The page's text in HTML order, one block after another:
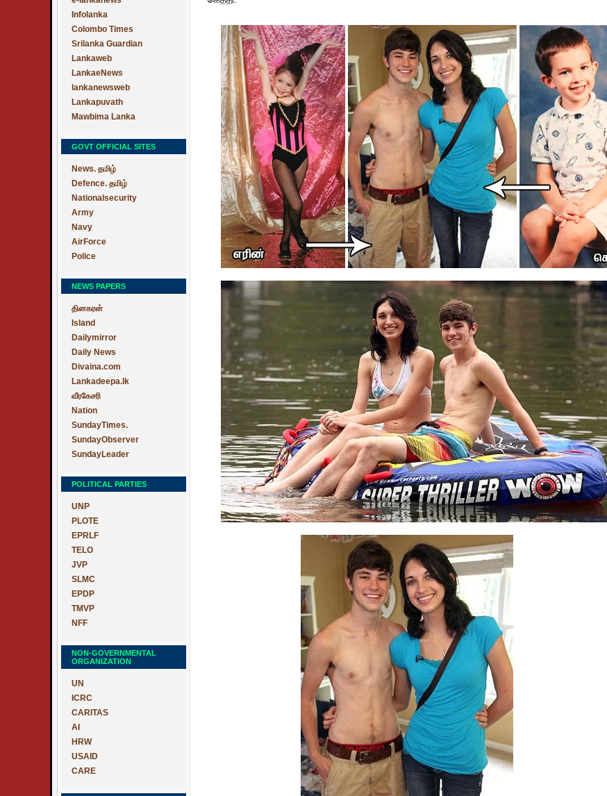
Infolanka
Colombo Times
Srilanka Guardian
Lankaweb
LankaeNews
lankanewsweb
Lankapuvath
Mawbima Lanka
GOVT OFFICIAL SITES
News. தமிழ்
Defence. தமிழ்
Nationalsecurity
Army
Navy
AirForce
Police
NEWS PAPERS
தினகரன்
Island
Dailymirror
Daily News
Divaina.com
Lankadeepa.lk
வீரகேசரி
Nation
SundayTimes.
SundayObserver
SundayLeader
POLITICAL PARTIES
UNP
PLOTE
EPRLF
TELO
JVP
SLMC
EPDP
TMVP
NFF
NON-GOVERNMENTAL
ORGANIZATION
UN
ICRC
CARITAS
AI
HRW
USAID
CARE